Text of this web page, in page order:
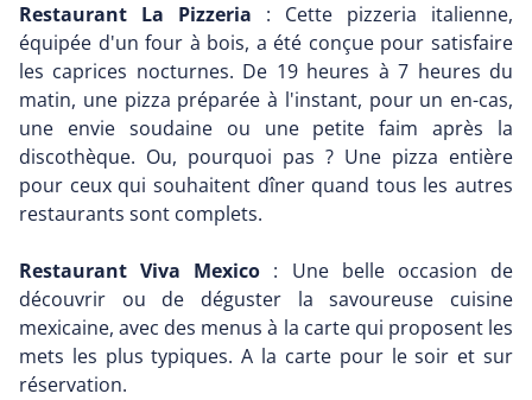
Restaurant La Pizzeria : Cette pizzeria italienne,
équipée d'un four à bois, a été conçue pour satisfaire
les caprices nocturnes. De 19 heures à 7 heures du
matin, une pizza préparée à l'instant, pour un en-cas,
une envie soudaine ou une petite faim après la
discothèque. Ou, pourquoi pas ? Une pizza entière
pour ceux qui souhaitent dîner quand tous les autres
restaurants sont complets.
Restaurant Viva Mexico : Une belle occasion de
découvrir ou de déguster la savoureuse cuisine
mexicaine, avec des menus à la carte qui proposent les
mets les plus typiques. A la carte pour le soir et sur
réservation.